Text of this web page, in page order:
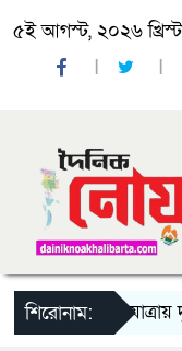
৫ই আগস্ট, ২০২৬
শিরোনাম:
‘ঈদ যাত্রায় দু-